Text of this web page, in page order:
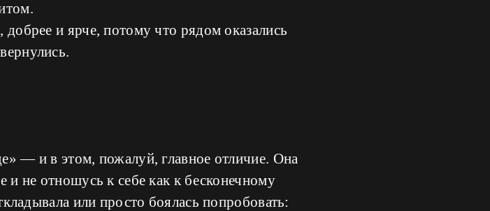
и ярче, потому что рядом оказались
— и в этом, пожалуй, главное отличие. Она
и не отношусь к себе как к бесконечному
или просто боялась попробовать: